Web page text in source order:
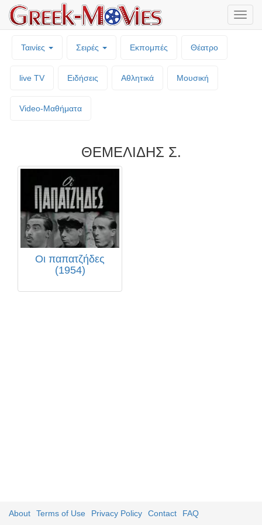
Ταινίες Σειρές Εκπομπές Θέατρο
live TV Ειδήσεις Αθλητικά Μουσική
Video-Mαθήματα
ΘΕΜΕΛΙΔΗΣ Σ.
Οι παπατζήδες
(1954)
About Terms of Use Privacy Policy Contact FAQ